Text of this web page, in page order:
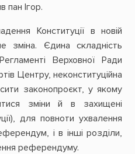
пан Ігор.
Конституції в новій
Єдина складність
Верховної Ради
Центру, неконституційна
законопроєкт, у якому
зміни й в захищені
для повноти ухвалення
і в інші розділи,
референдуму.